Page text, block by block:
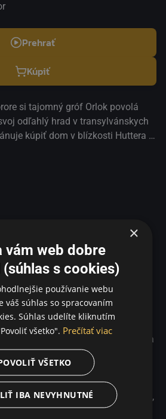
Prehrať
Kúpiť
si tajomný gróf Orlok povolá
odľahlý hrad v transylvánskych
kúpiť dom v blízkosti Huttera a
Ellen pred smrteľným
kde nevedomky predá
grófovi Orlokovi. Keď sa
uhryznutí na krku a spozná
Hutter nedokáže zabrániť grófovi,
mor a smrť. Hutterova
sa tragédiu a vidí jediný
Film W. Murnaua, prvá
románu „Dracula“, je ikonou
pôsobivosť nie je založená na
umelej atmosfére, ale na
upíra Nosferatu a energiou
medzi opusteným
atmosférou
si tajomný gróf Orlok povolá
odľahlý hrad v transylvánskych
kúpiť dom v blízkosti Huttera a
upírsku podstatu. Hutter sa
Ellen pred smrteľným
cestuje z Wisborgu do Transylvánie,
zlovestnému grófovi
×
vám web dobre
s cookies)
používanie webu
váš súhlas so spracovaním
Súhlas udelíte kliknutím
všetko". Prečítať viac
VŠETKO
IBA NEVYHNUTNÉ